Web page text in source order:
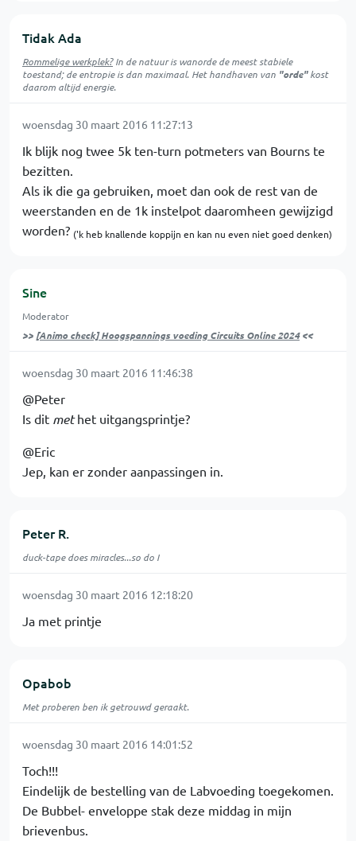
Tidak Ada
Rommelige werkplek?In de natuur iswanordede meest stabiele
toestand; de entropie is dan maximaal. Het handhaven van "orde"kost
daarom altijd energie.
woensdag 30 maart 2016 11:27:13
Ik blijk nog twee 5k ten-turn potmeters van Bourns te
bezitten.
Als ik die ga gebruiken, moet dan ook de rest van de
weerstanden en de 1k instelpot daaromheen gewijzigd
worden? ('k heb knallende koppijn en kan nu even niet goed denken)
Sine
Moderator
>> [Animo check] Hoogspannings voeding Circuits Online 2024<<
woensdag 30 maart 2016 11:46:38
@Peter
Is dit methet uitgangsprintje?
@Eric
Jep, kan er zonder aanpassingen in.
Peter R.
duck-tape does miracles...so do I
woensdag 30 maart 2016 12:18:20
Ja met printje
Opabob
Met proberen ben ik getrouwd geraakt.
woensdag 30 maart 2016 14:01:52
Toch!!!
Eindelijk de bestelling van de Labvoeding toegekomen.
De Bubbel- enveloppe stak deze middag in mijn
brievenbus.